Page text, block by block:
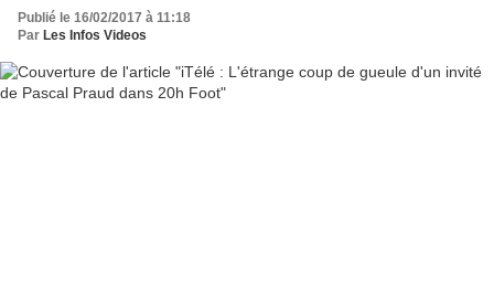
Publié le 16/02/2017 à 11:18
Par Les Infos Videos